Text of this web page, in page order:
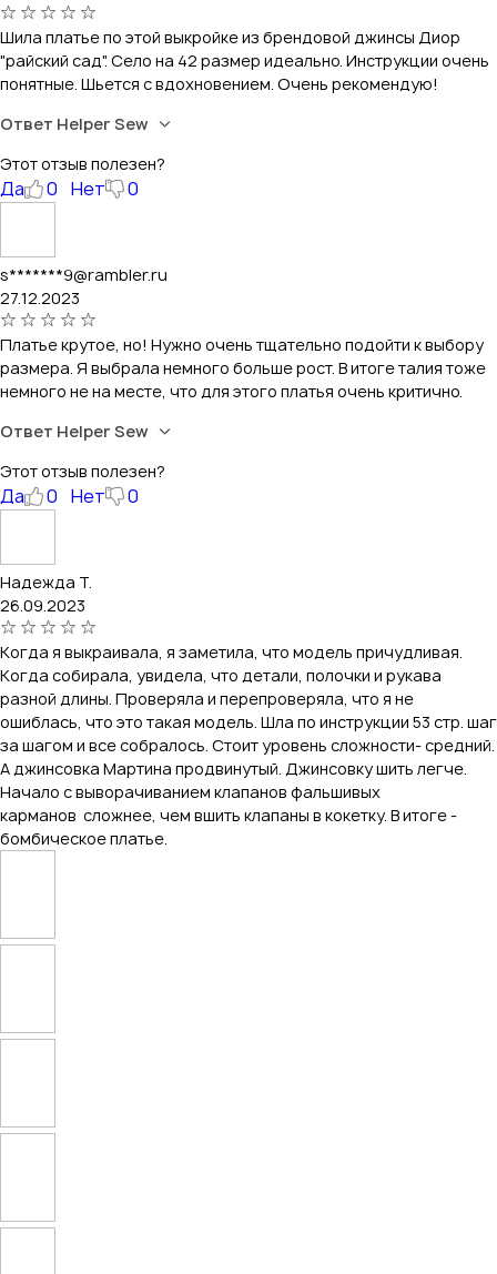
Шила платье по этой выкройке из брендовой джинсы Диор
"райский сад". Село на 42 размер идеально. Инструкции очень
понятные. Шьется с вдохновением. Очень рекомендую!
Ответ Helper Sew
Этот отзыв полезен?
Да 0 Нет 0
s*******9@rambler.ru
27.12.2023
Платье крутое, но! Нужно очень тщательно подойти к выбору
размера. Я выбрала немного больше рост. В итоге талия тоже
немного не на месте, что для этого платья очень критично.
Ответ Helper Sew
Этот отзыв полезен?
Да 0 Нет 0
Надежда Т.
26.09.2023
Когда я выкраивала, я заметила, что модель причудливая.
Когда собирала, увидела, что детали, полочки и рукава
разной длины. Проверяла и перепроверяла, что я не
ошиблась, что это такая модель. Шла по инструкции 53 стр. шаг
за шагом и все собралось. Стоит уровень сложности- средний.
А джинсовка Мартина продвинутый. Джинсовку шить легче.
Начало с выворачиванием клапанов фальшивых
карманов сложнее, чем вшить клапаны в кокетку. В итоге -
бомбическое платье.